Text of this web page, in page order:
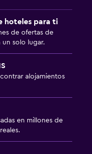
hoteles para ti
de ofertas de
un solo lugar.
alojamientos
en millones de